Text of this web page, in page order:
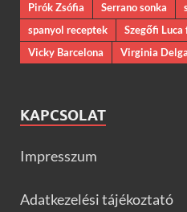
Pirók Zsófia
Serrano sonka
spanyol receptek
Szegőfi Luca
Vicky Barcelona
Virginia
KAPCSOLAT
Impresszum
Adatkezelési tájékoztató